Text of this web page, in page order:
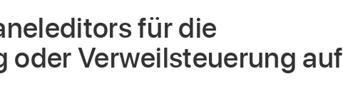
für die
oder Verweilsteuerung auf